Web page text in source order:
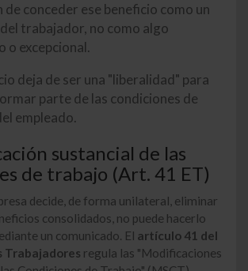
de conceder ese beneficio como un
trabajador, no como algo
o excepcional.
deja de ser una "liberalidad" para
parte de las condiciones de
empleado.
sustancial de las
de trabajo (Art. 41 ET)
decide, de forma unilateral, eliminar
consolidados, no puede hacerlo
un comunicado. El artículo 41 del
Trabajadores regula las "Modificaciones